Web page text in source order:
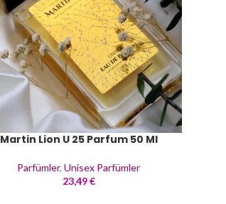
Martin Lion U 25 Parfum 50 Ml
Parfümler,Unisex Parfümler
23,49€